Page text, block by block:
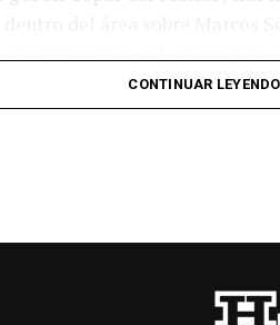
el travesaño del delanatero
CONTINUAR LEYENDO